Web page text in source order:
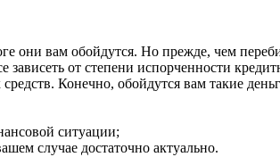
они вам обойдутся. Но прежде, чем
от степени испорченности
Конечно, обойдутся вам такие
ситуации;
случае достаточно актуально.